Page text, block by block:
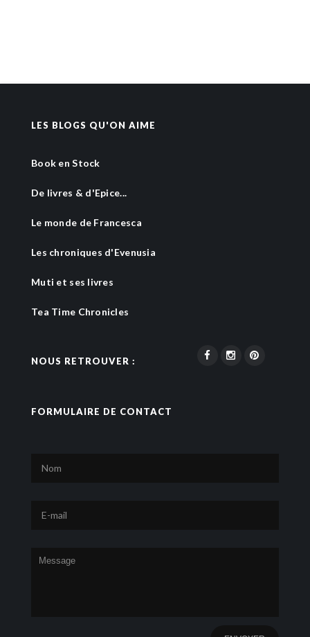
LES BLOGS QU'ON AIME
Book en Stock
De livres & d'Epice...
Le monde de Francesca
Les chroniques d'Evenusia
Muti et ses livres
Tea Time Chronicles
NOUS RETROUVER :
FORMULAIRE DE CONTACT